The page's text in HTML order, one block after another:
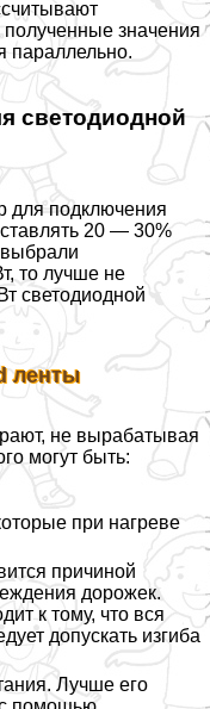
значения
параллельно.
светодиодной
для подключения
20 — 30%
то лучше не
светодиодной
ленты
не выpaбатывая
могут быть:
при нагреве
причиной
дорожек.
к тому, что вся
допускать изгиба
Лучше его